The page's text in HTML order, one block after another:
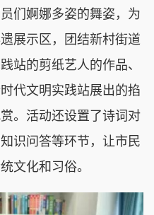
们婀娜多姿的舞姿，为
展示区，团结新村街道
站的剪纸艺人的作品、
代文明实践站展出的掐
。活动还设置了诗词对
识问答等环节，让市民
文化和习俗。